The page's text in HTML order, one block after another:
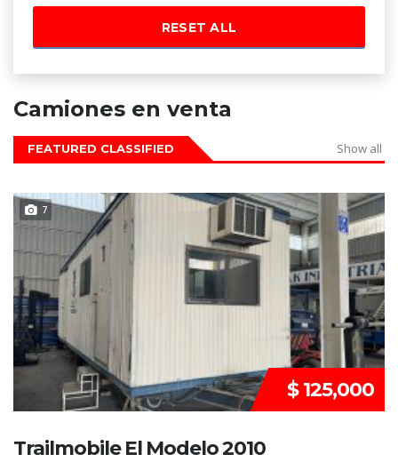
RESET ALL
Camiones en venta
FEATURED CLASSIFIED Show all
7 DISPONIBLE
$ 125,000
Trailmobile El Modelo 2010